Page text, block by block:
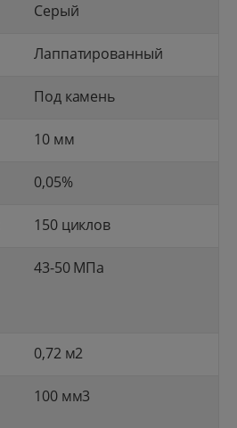
Серый
Лаппатированный
Под камень
10 мм
0,05%
150 циклов
43-50 МПа
0,72 м2
100 мм3